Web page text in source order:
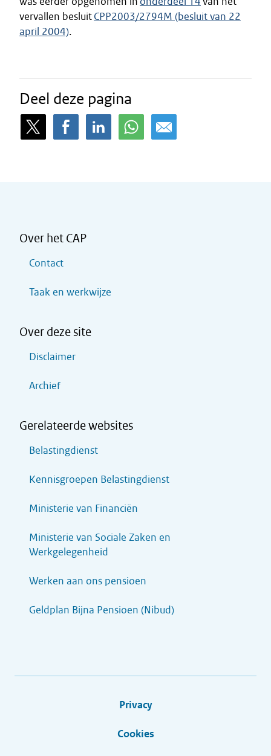
vervallen besluitCPP2003/2794M (besluit van 22
april 2004).
Deel deze pagina
Over het CAP
Contact
Taak en werkwijze
Over deze site
Disclaimer
Archief
Gerelateerde websites
Belastingdienst
Kennisgroepen Belastingdienst
Ministerie van Financiën
Ministerie van Sociale Zaken en
Werkgelegenheid
Werken aan ons pensioen
Geldplan Bijna Pensioen (Nibud)
Privacy
Cookies